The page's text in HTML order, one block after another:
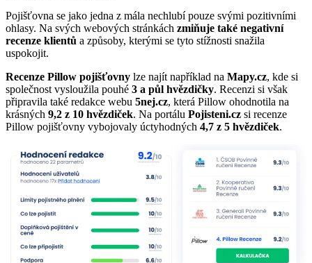
Pojišťovna se jako jedna z mála nechlubí pouze svými pozitivními
ohlasy. Na svých webových stránkách zmiňuje také negativní
recenze klientů a způsoby, kterými se tyto stížnosti snažila
uspokojit.
Recenze Pillow pojišťovny lze najít například na Mapy.cz, kde si
společnost vysloužila pouhé 3 a půl hvězdičky. Recenzi si však
připravila také redakce webu 5nej.cz, která Pillow ohodnotila na
krásných 9,2 z 10 hvězdiček. Na portálu Pojisteni.cz si recenze
Pillow pojišťovny vybojovaly úctyhodných 4,7 z 5 hvězdiček.